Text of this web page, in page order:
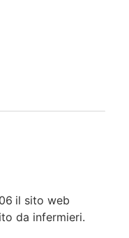
il sito web
da infermieri.